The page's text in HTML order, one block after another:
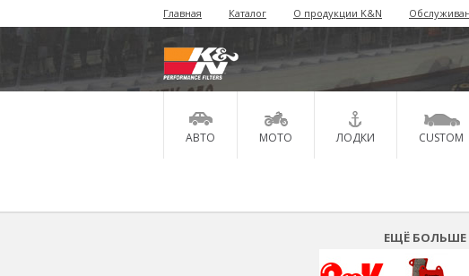
Главная Каталог О продукции K&N
АВТО МОТО ЛОДКИ CUSTOM
ЕЩЁ БОЛЬШЕ